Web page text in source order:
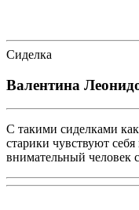
Сиделка
Валентина
С такими сиделками
старики чувствуют
внимательный человек